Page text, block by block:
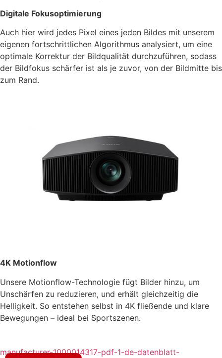
Digitale Fokusoptimierung
Auch hier wird jedes Pixel eines jeden Bildes mit unserem
eigenen fortschrittlichen Algorithmus analysiert, um eine
optimale Korrektur der Bildqualität durchzuführen, sodass
der Bildfokus schärfer ist als je zuvor, von der Bildmitte bis
zum Rand.
4K Motionflow
Unsere Motionflow-Technologie fügt Bilder hinzu, um
Unschärfen zu reduzieren, und erhält gleichzeitig die
Helligkeit. So entstehen selbst in 4K fließende und klare
Bewegungen – ideal bei Sportszenen.
manufacturer-1000014317-pdf-1-de-datenblatt-